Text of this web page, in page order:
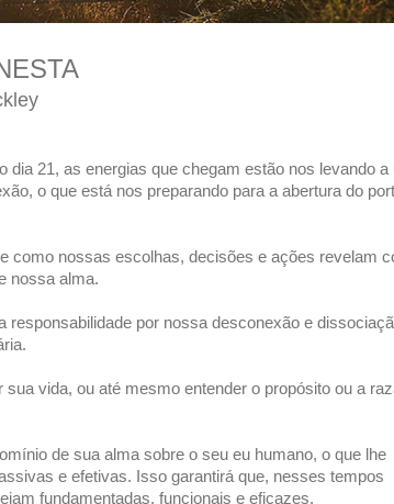
dia 21, as energias que chegam estão nos levando a
o que está nos preparando para a abertura do
como nossas escolhas, decisões e ações revelam
nossa alma.
responsabilidade por nossa desconexão e
vida, ou até mesmo entender o propósito ou a
de sua alma sobre o seu eu humano, o que lhe
e efetivas. Isso garantirá que, nesses tempos
fundamentadas, funcionais e eficazes.